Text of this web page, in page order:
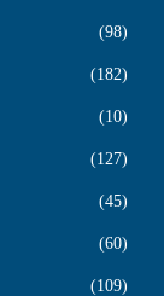
98
182
10
127
45
60
109